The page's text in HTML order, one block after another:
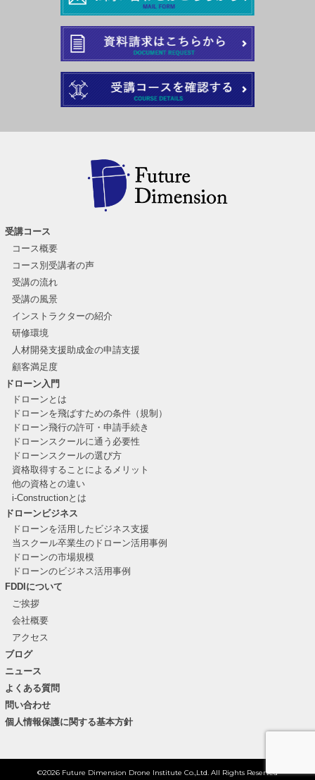
受講コース
コース概要
コース別受講者の声
受講の流れ
受講の風景
インストラクターの紹介
研修環境
人材開発支援助成金の申請支援
顧客満足度
ドローン入門
ドローンとは
ドローンを飛ばすための条件（規制）
ドローン飛行の許可・申請手続き
ドローンスクールに通う必要性
ドローンスクールの選び方
資格取得することによるメリット
他の資格との違い
i-Constructionとは
ドローンビジネス
ドローンを活用したビジネス支援
当スクール卒業生のドローン活用事例
ドローンの市場規模
ドローンのビジネス活用事例
FDDIについて
ご挨拶
会社概要
アクセス
ブログ
ニュース
よくある質問
問い合わせ
個人情報保護に関する基本方針
©2026 Future Dimension Drone Institute Co.,Ltd. All Rights Reserved